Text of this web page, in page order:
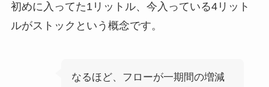
初めに入ってた1リットル、今入っている4リット
ルがストックという概念です。
なるほど、フローが一期間の増減